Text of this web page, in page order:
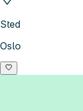
Sted
Oslo